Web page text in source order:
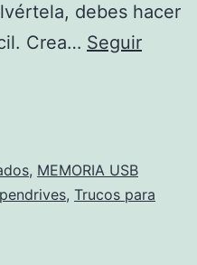
debes hacer
Crea… Seguir
, MEMORIA USB
, Trucos para